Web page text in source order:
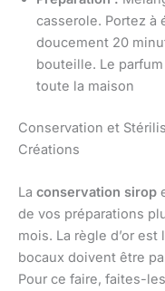
casserole. Portez
doucement 20
bouteille. Le
toute la maison
Conservation et
Créations
La conservation sirop
de vos préparations
mois. La règle d’or
bocaux doivent être
Pour ce faire, faites-